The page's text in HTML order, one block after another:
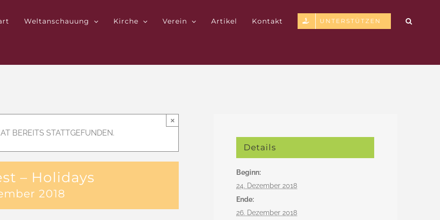
Weltanschauung Kirche Verein Artikel Kontakt UNTERSTÜTZEN
BEREITS STATTGEFUNDEN.
×
– Holidays
2018
Details
Beginn:
24. Dezember 2018
Ende:
26. Dezember 2018